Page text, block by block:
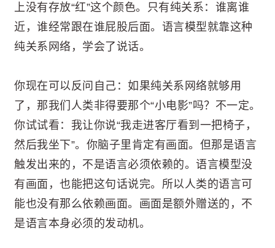
上没有存放“红”这个颜色。只有纯关系：谁离谁
近，谁经常跟在谁屁股后面。语言模型就靠这种
纯关系网络，学会了说话。
你现在可以反问自己：如果纯关系网络就够用
了，那我们人类非得要那个“小电影”吗？不一定。
你试试看：我让你说“我走进客厅看到一把椅子，
然后我坐下”。你脑子里肯定有画面。但那是语言
触发出来的，不是语言必须依赖的。语言模型没
有画面，也能把这句话说完。所以人类的语言可
能也没有那么依赖画面。画面是额外赠送的，不
是语言本身必须的发动机。